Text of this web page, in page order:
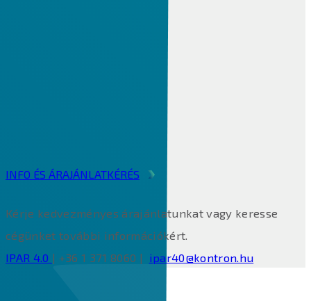
INFO ÉS ÁRAJÁNLATKÉRÉS
Kérje kedvezményes árajánlatunkat vagy keresse
cégünket további információkért.
IPAR 4.0 | +36 1 371 8060 | ipar40@kontron.hu